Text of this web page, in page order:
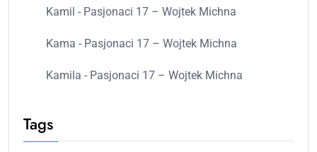
Kamil - Pasjonaci 17 – Wojtek Michna
Kama - Pasjonaci 17 – Wojtek Michna
Kamila - Pasjonaci 17 – Wojtek Michna
Tags